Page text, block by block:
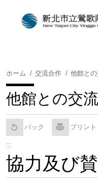
ホーム 交流合作 他館と
他館との交流
バック プリント
:::
協力及び